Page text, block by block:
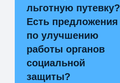
льготную путевку?
Есть предложения
по улучшению
работы органов
социальной
защиты?